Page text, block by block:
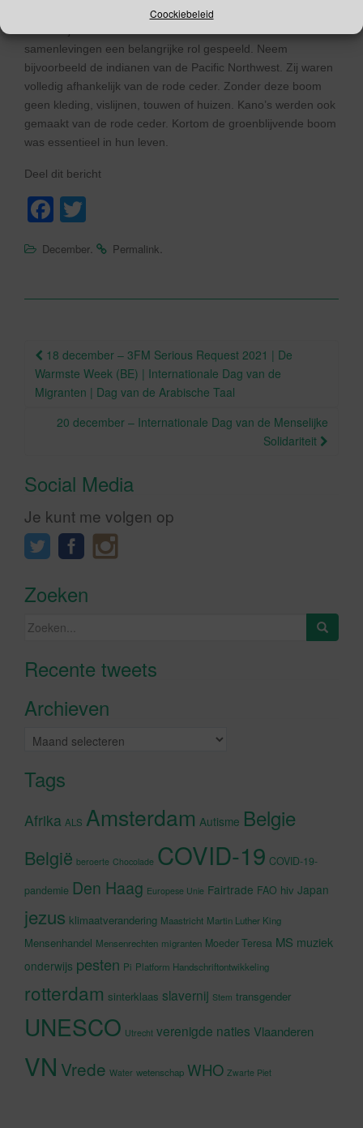
Coockiebeleid
samenlevingen een belangrijke rol gespeeld. Neem
bijvoorbeeld de indianen van de Pacific Northwest. Zij waren
volledig afhankelijk van de rode ceder. Zonder deze boom
geen kleding, vislijnen, touwen of huizen. Kano’s werden ook
gemaakt van de rode ceder. Kortom de groenblijvende boom
was essentieel in hun leven.
Deel dit bericht
F
c
o
k
tt
December. Permalink.
Berichtnavigatie
18 december – 3FM Serious Request 2021 | De
Warmste Week (BE) | Internationale Dag van de
Migranten | Dag van de Arabische Taal
20 december – Internationale Dag van de Menselijke
Solidariteit
Social Media
Je kunt me volgen op
Zoeken
Zoeken
Recente tweetsKlik om marketing cookies te
Archieven
Archieven
Tags
Afrika ALS Amsterdam Autisme Belgie
België beroerte Chocolade COVID-19 COVID-19-
pandemie Den Haag Europese Unie Fairtrade FAO hiv Japan
jezus klimaatverandering Maastricht Martin Luther King
Mensenhandel Mensenrechten migranten Moeder Teresa MS muziek
onderwijs pesten Pi Platform Handschriftontwikkeling
rotterdam sinterklaas slavernij Stem transgender
UNESCO Utrecht verenigde naties Vlaanderen
VN Vrede Water wetenschap WHO Zwarte Piet